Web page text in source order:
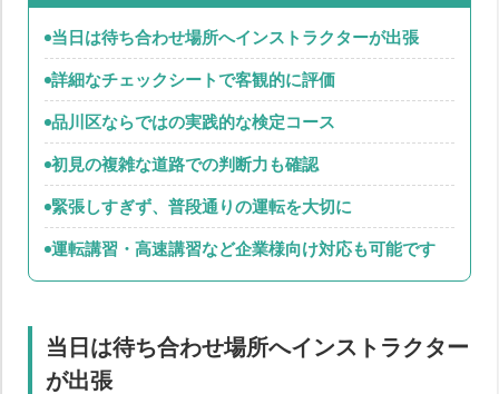
当日は待ち合わせ場所へインストラクターが出張
詳細なチェックシートで客観的に評価
品川区ならではの実践的な検定コース
初見の複雑な道路での判断力も確認
緊張しすぎず、普段通りの運転を大切に
運転講習・高速講習など企業様向け対応も可能です
当日は待ち合わせ場所へインストラクター
が出張